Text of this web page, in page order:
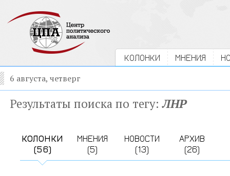
КОЛОНКИ МНЕНИЯ
6 августа, четверг
Результаты поиска по тегу:ЛНР
КОЛОНКИ
(56)
МНЕНИЯ
(5)
НОВОСТИ
(13)
АРХИВ
(26)